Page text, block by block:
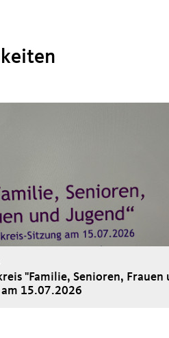
"Familie, Senioren, Frauen
am 15.07.2026